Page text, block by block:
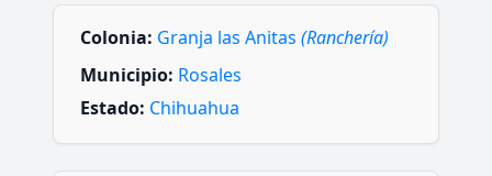
Colonia: Granja las Anitas (Ranchería)
Municipio: Rosales
Estado: Chihuahua